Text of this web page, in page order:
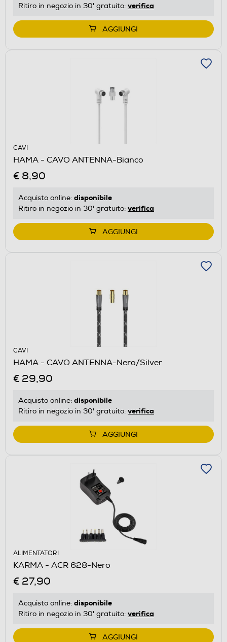
Ritiro in negozio in 30' gratuito: verifica
AGGIUNGI
CAVI
HAMA - CAVO ANTENNA-Bianco
€ 8,90
Acquisto online: disponibile
Ritiro in negozio in 30' gratuito: verifica
AGGIUNGI
CAVI
HAMA - CAVO ANTENNA-Nero/Silver
€ 29,90
Acquisto online: disponibile
Ritiro in negozio in 30' gratuito: verifica
AGGIUNGI
ALIMENTATORI
KARMA - ACR 628-Nero
€ 27,90
Acquisto online: disponibile
Ritiro in negozio in 30' gratuito: verifica
AGGIUNGI